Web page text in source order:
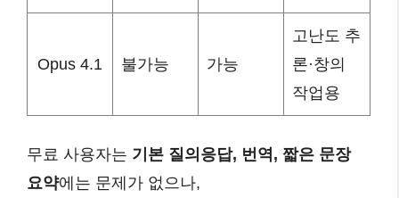
Opus 4.1 불가능 가능
고난도 추
론·창의
작업용
무료 사용자는 기본 질의응답, 번역, 짧은 문장
요약에는 문제가 없으나,